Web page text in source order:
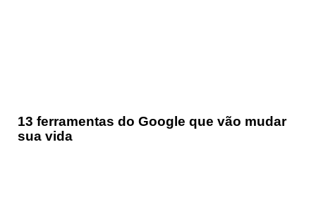
13 ferramentas do Google que vão mudar
sua vida